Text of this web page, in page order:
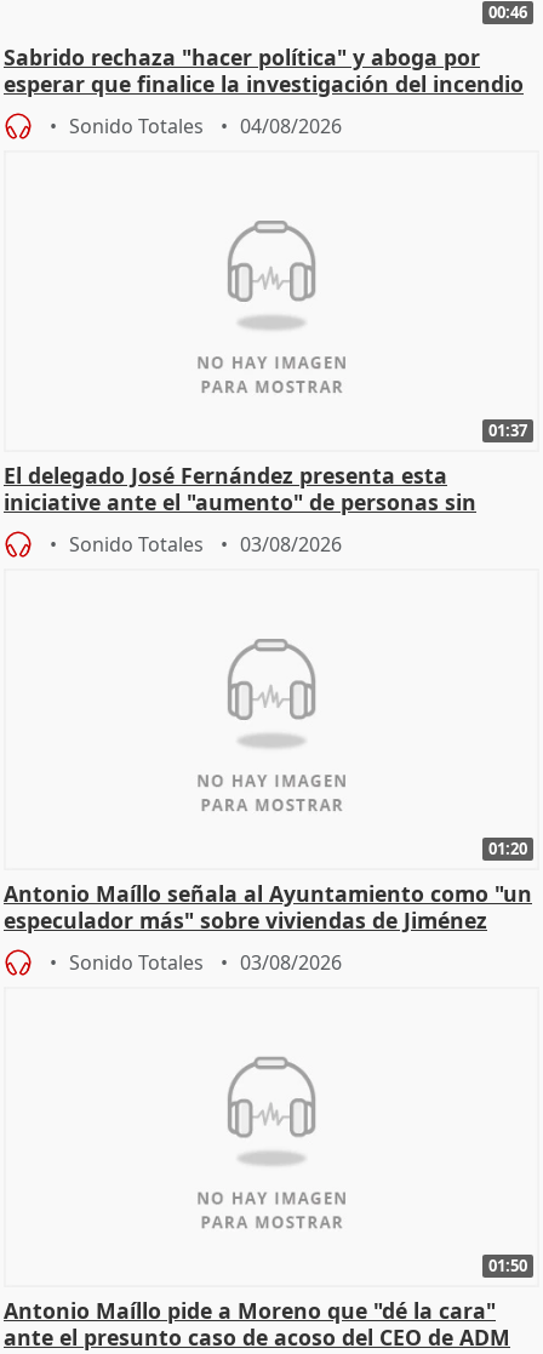
00:46
Sabrido rechaza "hacer política" y aboga por
esperar que finalice la investigación del incendio
Sonido Totales 04/08/2026
01:37
El delegado José Fernández presenta esta
iniciative ante el "aumento" de personas sin
hogar en Madri
Sonido Totales 03/08/2026
01:20
Antonio Maíllo señala al Ayuntamiento como "un
especulador más" sobre viviendas de Jiménez
Becerril
Sonido Totales 03/08/2026
01:50
Antonio Maíllo pide a Moreno que "dé la cara"
ante el presunto caso de acoso del CEO de ADM